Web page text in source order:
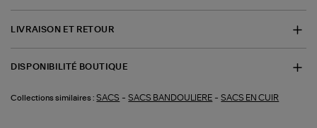
LIVRAISON ET RETOUR
DISPONIBILITÉ BOUTIQUE
Collections similaires : SACS -SACS BANDOULIERE -SACS EN CUIR